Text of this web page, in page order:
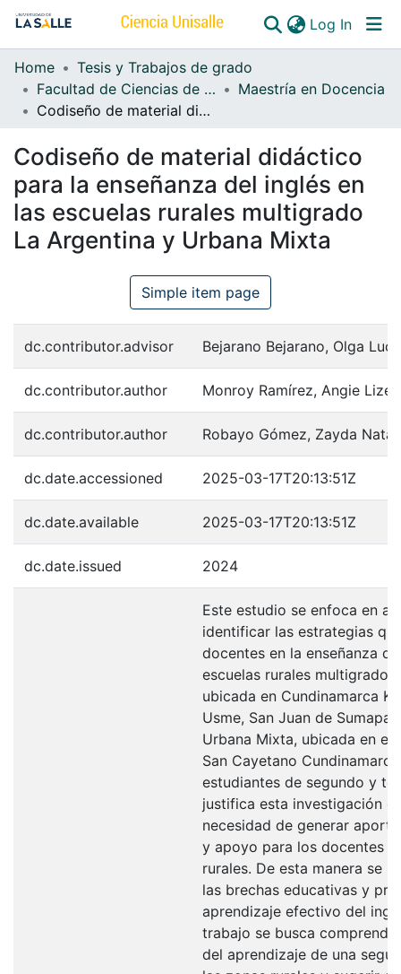
Log In
Communities & Collections
All of DSpace
Home
Tesis y Trabajos de grado
Facultad de Ciencias de la Educación
Maestría en Docencia
Codiseño de material didáctico para la enseñanza del inglés en las escuelas rurales multigrado La Argentina y Urbana Mixta
Codiseño de material didáctico
para la enseñanza del inglés en
las escuelas rurales multigrado
La Argentina y Urbana Mixta
Simple item page
dc.contributor.advisor Bejarano Bejarano, Olga
dc.contributor.author Monroy Ramírez, Angie
dc.contributor.author Robayo Gómez, Zayda
dc.date.accessioned 2025-03-17T20:13:51Z
dc.date.available 2025-03-17T20:13:51Z
dc.date.issued 2024
Este estudio se enfoca en
identificar las estrategias
docentes en la enseñanza
escuelas rurales multigrado
ubicada en Cundinamarca
Usme, San Juan de
Urbana Mixta, ubicada en el
San Cayetano
estudiantes de segundo y
justifica esta investigación
necesidad de generar
y apoyo para los docentes
rurales. De esta manera se
las brechas educativas y
aprendizaje efectivo del
trabajo se busca
del aprendizaje de una